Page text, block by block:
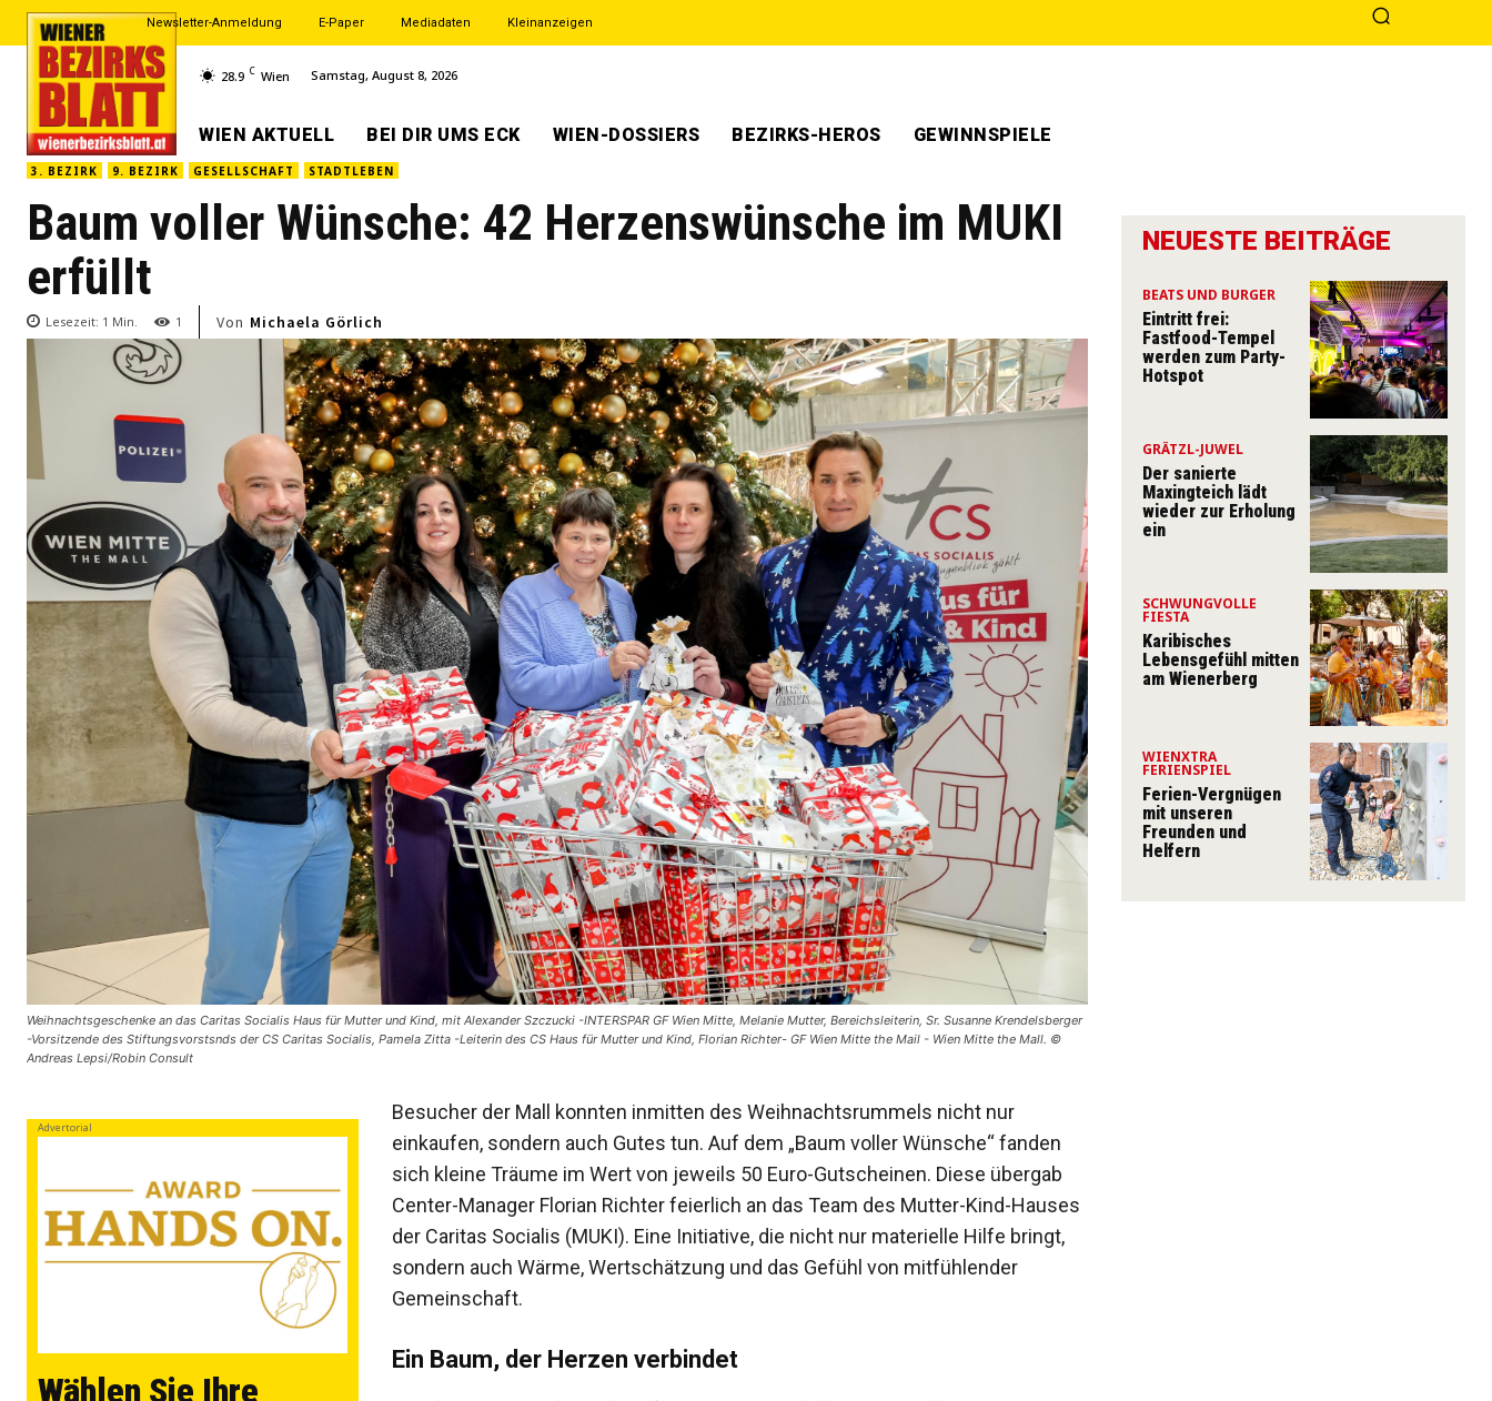
Newsletter-Anmeldung E-Paper Mediadaten Kleinanzeigen
28.9 C Wien Samstag, August 8, 2026
WIEN AKTUELL BEI DIR UMS ECK WIEN-DOSSIERS BEZIRKS-HEROS GEWINNSPIELE
3. BEZIRK 9. BEZIRK GESELLSCHAFT STADTLEBEN
Baum voller Wünsche: 42 Herzenswünsche im MUKI
erfüllt
Lesezeit: 1 Min. 1 Von Michaela Görlich
Weihnachtsgeschenke an das Caritas Socialis Haus für Mutter und Kind, mit Alexander Szczucki -INTERSPAR GF Wien Mitte, Melanie Mutter, Bereichsleiterin, Sr. Susanne Krendelsberger
-Vorsitzende des Stiftungsvorstsnds der CS Caritas Socialis, Pamela Zitta -Leiterin des CS Haus für Mutter und Kind, Florian Richter- GF Wien Mitte the Mail - Wien Mitte the Mall. ©
Andreas Lepsi/Robin Consult
Advertorial
Wählen Sie Ihre
Besucher der Mall konnten inmitten des Weihnachtsrummels nicht nur
einkaufen, sondern auch Gutes tun. Auf dem „Baum voller Wünsche“ fanden
sich kleine Träume im Wert von jeweils 50 Euro-Gutscheinen. Diese übergab
Center-Manager Florian Richter feierlich an das Team des Mutter-Kind-Hauses
der Caritas Socialis (MUKI). Eine Initiative, die nicht nur materielle Hilfe bringt,
sondern auch Wärme, Wertschätzung und das Gefühl von mitfühlender
Gemeinschaft.
Ein Baum, der Herzen verbindet
NEUESTE BEITRÄGE
BEATS UND BURGER
Eintritt frei:
Fastfood-Tempel
werden zum Party-
Hotspot
GRÄTZL-JUWEL
Der sanierte
Maxingteich lädt
wieder zur Erholung
ein
SCHWUNGVOLLE
FIESTA
Karibisches
Lebensgefühl mitten
am Wienerberg
WIENXTRA
FERIENSPIEL
Ferien-Vergnügen
mit unseren
Freunden und
Helfern